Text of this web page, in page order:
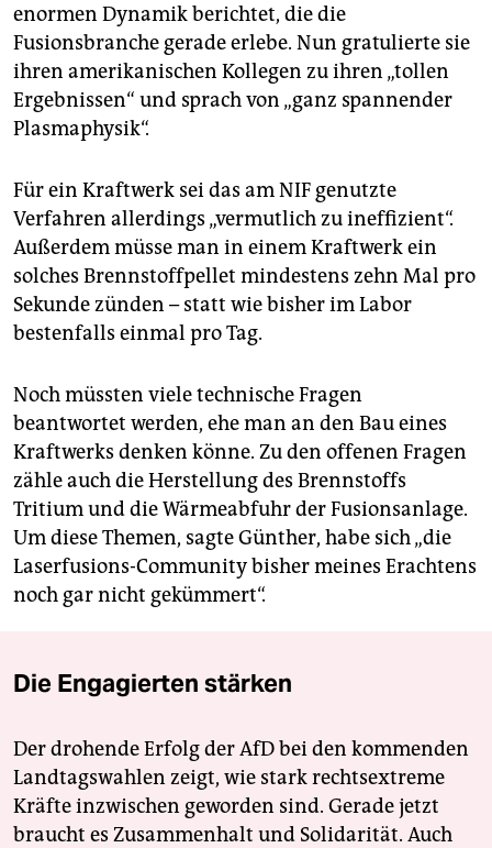
enormen Dynamik berichtet, die die
Fusionsbranche gerade erlebe. Nun gratulierte sie
ihren amerikanischen Kollegen zu ihren „tollen
Ergebnissen“ und sprach von „ganz spannender
Plasmaphysik“.
Für ein Kraftwerk sei das am NIF genutzte
Verfahren allerdings „vermutlich zu ineffizient“.
Außerdem müsse man in einem Kraftwerk ein
solches Brennstoffpellet mindestens zehn Mal pro
Sekunde zünden – statt wie bisher im Labor
bestenfalls einmal pro Tag.
Noch müssten viele technische Fragen
beantwortet werden, ehe man an den Bau eines
Kraftwerks denken könne. Zu den offenen Fragen
zähle auch die Herstellung des Brennstoffs
Tritium und die Wärmeabfuhr der Fusionsanlage.
Um diese Themen, sagte Günther, habe sich „die
Laserfusions-Community bisher meines Erachtens
noch gar nicht gekümmert“.
Die Engagierten stärken
Der drohende Erfolg der AfD bei den kommenden
Landtagswahlen zeigt, wie stark rechtsextreme
Kräfte inzwischen geworden sind. Gerade jetzt
braucht es Zusammenhalt und Solidarität. Auch